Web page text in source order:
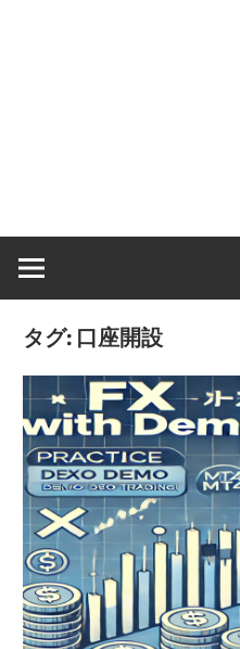
タグ: 口座開設